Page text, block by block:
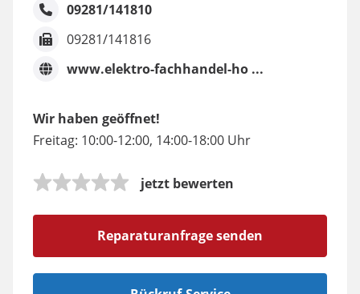
09281/141810
09281/141816
www.elektro-fachhandel-ho ...
Wir haben geöffnet!
Freitag: 10:00-12:00, 14:00-18:00 Uhr
jetzt bewerten
Reparaturanfrage senden